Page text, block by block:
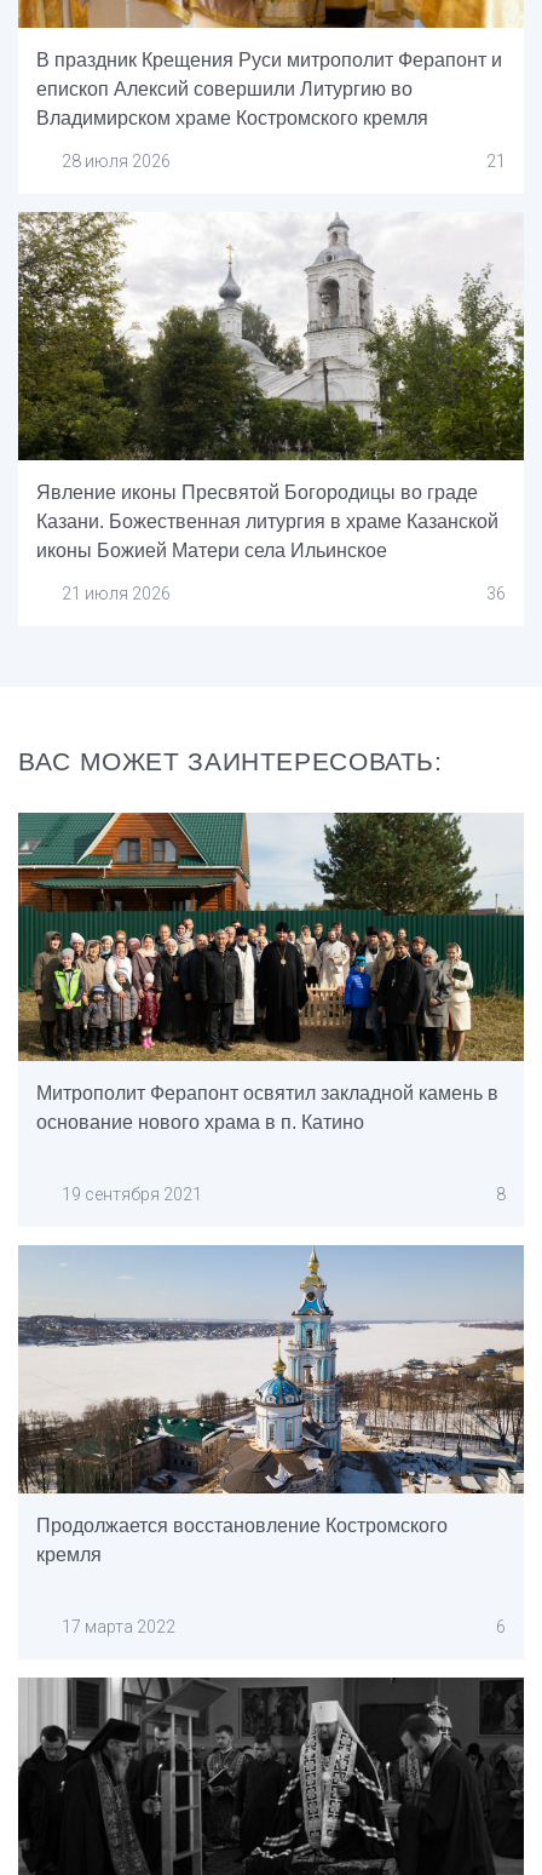
В праздник Крещения Руси митрополит Ферапонт и
епископ Алексий совершили Литургию во
Владимирском храме Костромского кремля
28 июля 2026 21
Явление иконы Пресвятой Богородицы во граде
Казани. Божественная литургия в храме Казанской
иконы Божией Матери села Ильинское
21 июля 2026 36
ВАС МОЖЕТ ЗАИНТЕРЕСОВАТЬ:
Митрополит Ферапонт освятил закладной камень в
основание нового храма в п. Катино
19 сентября 2021 8
Продолжается восстановление Костромского
кремля
17 марта 2022 6